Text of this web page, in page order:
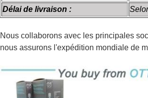
Délai de livraison :
Nous collaborons avec les principales
nous assurons l'expédition mondiale de